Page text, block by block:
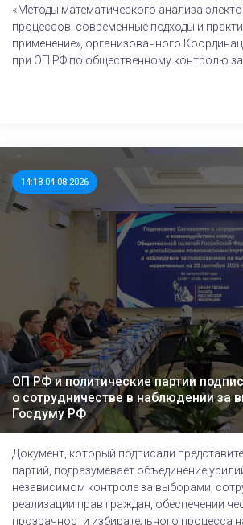
«Методы математического анализа
процессов: современные подходы и
применение», организованного
при ОП РФ по общественному контролю
14:18 04.08.2026
ОП РФ и политические партии
о сотрудничестве в наблюдении за
Госдуму РФ
Документ, который подписали
партий, подразумевает объединение
независимом контроле за выборами,
реализации прав граждан, обеспечении
прозрачности избирательного процесса